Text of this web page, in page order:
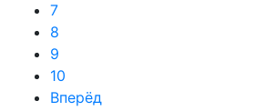
7
8
9
10
Вперёд